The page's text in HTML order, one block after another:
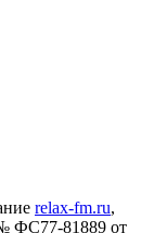
relax-fm.ru,
ФС77-81889 от